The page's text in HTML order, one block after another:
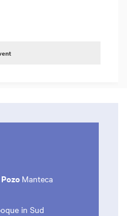
Manteca
in Sud